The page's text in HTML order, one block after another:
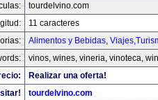
tourdelvino.com
11 caracteres
Alimentos y Bebidas,
vinos, wines, vineria, vinoteca,
Realizar una oferta!
tourdelvino.com